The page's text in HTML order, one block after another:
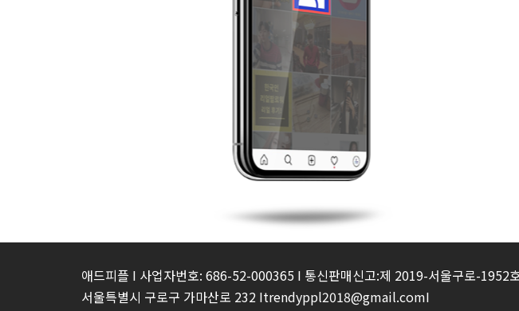
애드피플 I 사업자번호: 686-52-000365 I 통신판매신고:제 2019-서울구로-1952
서울특별시 구로구 가마산로 232 Itrendyppl2018@gmail.comI